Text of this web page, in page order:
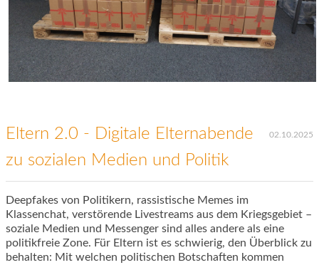
02.10.2025
Eltern 2.0 - Digitale Elternabende
zu sozialen Medien und Politik
Deepfakes von Politikern, rassistische Memes im
Klassenchat, verstörende Livestreams aus dem Kriegsgebiet –
soziale Medien und Messenger sind alles andere als eine
politikfreie Zone. Für Eltern ist es schwierig, den Überblick zu
behalten: Mit welchen politischen Botschaften kommen